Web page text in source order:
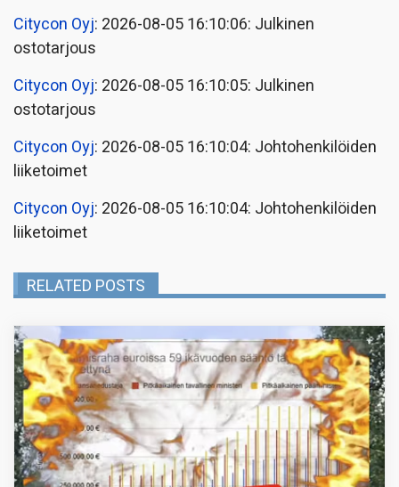
Citycon Oyj: 2026-08-05 16:10:06: Julkinen
ostotarjous
Citycon Oyj: 2026-08-05 16:10:05: Julkinen
ostotarjous
Citycon Oyj: 2026-08-05 16:10:04: Johtohenkilöiden
liiketoimet
Citycon Oyj: 2026-08-05 16:10:04: Johtohenkilöiden
liiketoimet
RELATED POSTS